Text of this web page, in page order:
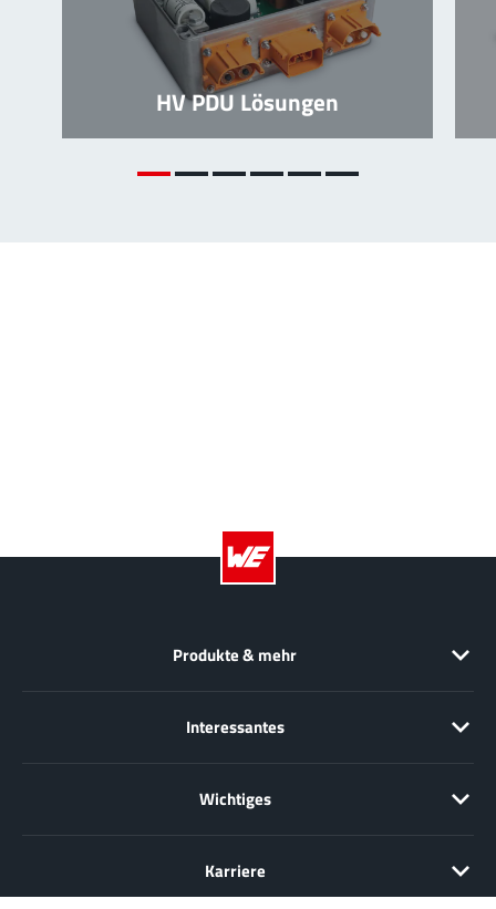
HV PDU Lösungen
Produkte & mehr
Interessantes
Wichtiges
Karriere